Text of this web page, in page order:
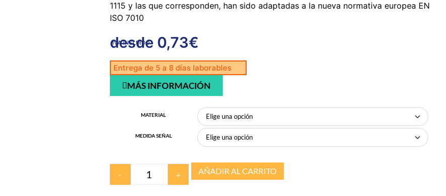
1115 y las que corresponden, han sido adaptadas a la nueva normativa europea EN
ISO 7010
desde 0,73€
IVA INCLUIDO
Entrega de 5 a 8 días laborables
MÁS INFORMACIÓN
MATERIAL
MEDIDA SEÑAL
- + AÑADIR AL CARRITO